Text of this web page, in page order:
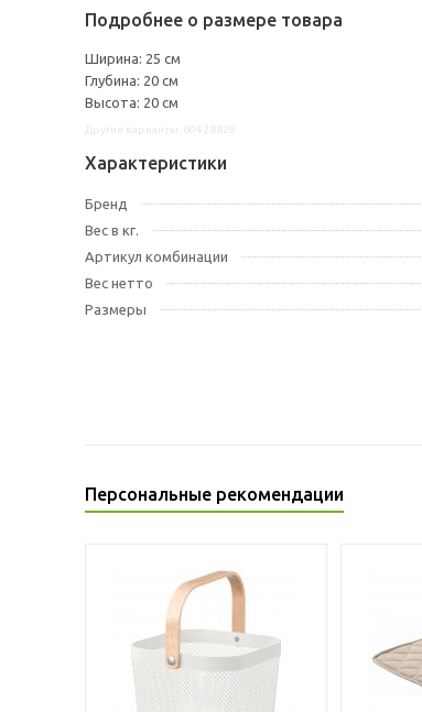
Подробнее о размере товара
Ширина: 25 см
Глубина: 20 см
Высота: 20 см
Характеристики
Бренд
Вес в кг.
Артикул комбинации
Вес нетто
Размеры
Персональные рекомендации